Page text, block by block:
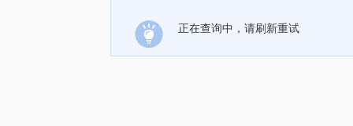
正在查询中，请刷新重试